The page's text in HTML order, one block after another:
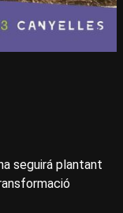
seguirá plantant